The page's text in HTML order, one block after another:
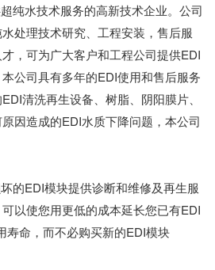
水技术服务的高新技术企业。公司
处理技术研究、工程安装，售后服
，可为广大客户和工程公司提供EDI
公司具有多年的EDI使用和售后服务
清洗再生设备、树脂、阴阳膜片、
因造成的EDI水质下降问题，本公司
的EDI模块提供诊断和维修及再生服
以使您用更低的成本延长您已有EDI
寿命，而不必购买新的EDI模块